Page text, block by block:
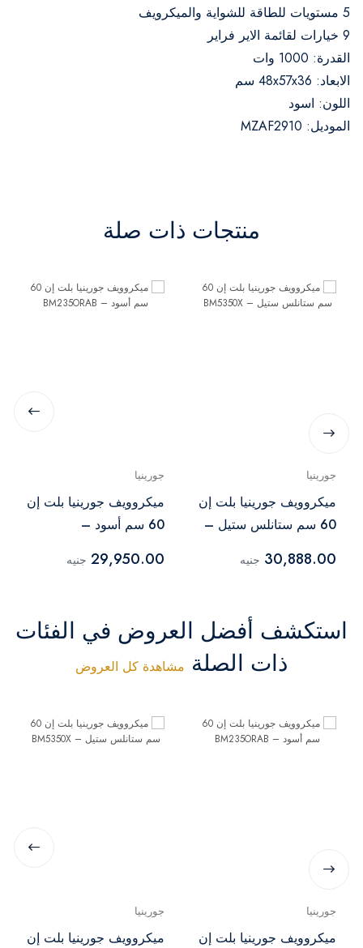
5 مستويات للطاقة للشواية والميكرويف
9 خيارات لقائمة الاير فراير
القدرة: 1000 وات
الابعاد: 48x57x36 سم
اللون: اسود
الموديل: MZAF2910
منتجات ذات صلة
جورينيا
ميكروويف جورينيا بلت إن
60 سم ستانلس ستيل –
30,888.00 جنيه
جورينيا
ميكروويف جورينيا بلت إن
60 سم أسود –
29,950.00 جنيه
استكشف أفضل العروض في الفئات
ذات الصلة مشاهدة كل العروض
جورينيا
ميكروويف جورينيا بلت إن
جورينيا
ميكروويف جورينيا بلت إن